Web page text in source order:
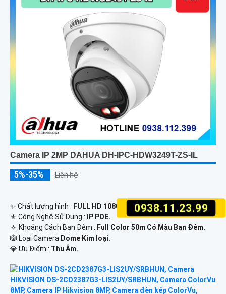
0938.11.23.99
Camera IP 2MP DAHUA DH-IPC-HDW3249T-ZS-IL
5%-35% Liên hệ
✨ Chất lượng hình : FULL HD 1080P .
⚜️ Công Nghệ Sử Dụng :
IP POE.
🔅 Khoảng Cách Ban Đêm : Full Color 50m Có Màu Ban Ðêm.
🎲 Loại Camera Dome Kim loại.
️💎 Ưu Điểm : Thu Âm.